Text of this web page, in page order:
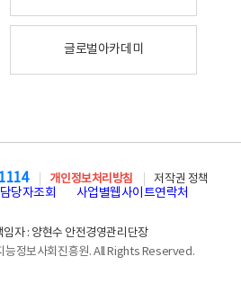
글로벌아카데미
개인정보처리방침
저작권 정책
당자조회 사업별웹사이트연락처
자 : 양현수 안전경영관리단장
정보사회진흥원. All Rights Reserved.